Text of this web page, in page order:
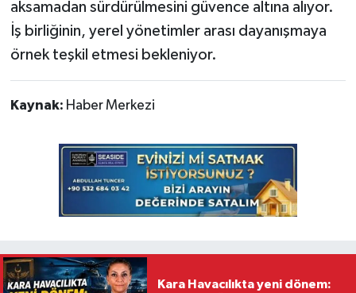
aksamadan sürdürülmesini güvence altına alıyor.
İş birliğinin, yerel yönetimler arası dayanışmaya
örnek teşkil etmesi bekleniyor.
Kaynak: Haber Merkezi
Kara Havacılıkta yeni dönem: